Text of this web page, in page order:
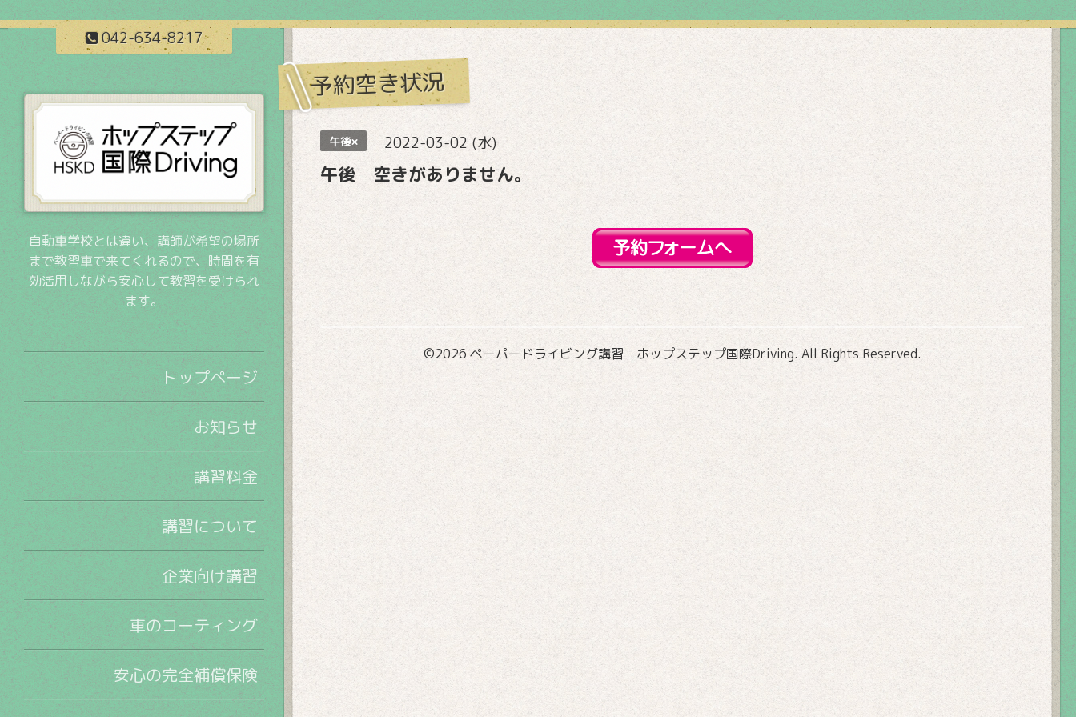
042-634-8217
予約空き状況
午後× 2022-03-02 (水)
午後 空きがありません。
©2026 ペーパードライビング講習 ホップステップ国際Driving. All Rights Reserved.
自動車学校とは違い、講師が希望の場所
まで教習車で来てくれるので、時間を有
効活用しながら安心して教習を受けられ
ます。
トップページ
お知らせ
講習料金
講習について
企業向け講習
車のコーティング
安心の完全補償保険